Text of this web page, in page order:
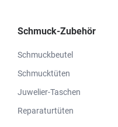
Schmuck-Zubehör
Schmuckbeutel
Schmucktüten
Juwelier-Taschen
Reparaturtüten